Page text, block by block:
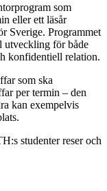
som
eller ett läsår
Sverige. Programmet
utveckling för både
konfidentiell relation.
som ska
per termin – den
kan exempelvis
studenter reser och